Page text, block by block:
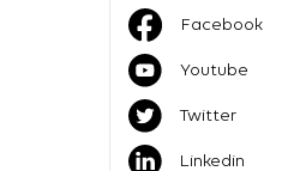
Facebook
Youtube
Twitter
Linkedin